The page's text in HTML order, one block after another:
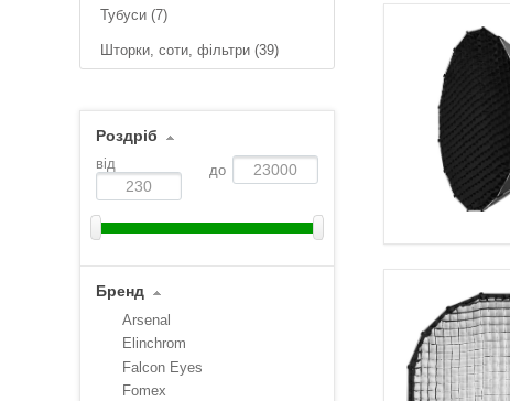
Тубуси (7)
Шторки, соти, фільтри (39)
Роздріб
від до
Бренд
Arsenal
Elinchrom
Falcon Eyes
Fomex